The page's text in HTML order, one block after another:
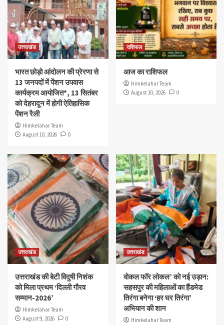
उत्तराखंड
भारत छोड़ो आंदोलन की प्रेरणा से
13 जनपदों में पेंशन उपवास
कार्यक्रम आयोजित*, 13 सितंबर
को देहरादून में होगी ऐतिहासिक
पेंशन रैली
Himkelahar Team
August 10, 2026
0
राशिफल
आज का राशिफल
Himkelahar Team
August 10, 2026
0
उत्तराखंड
उत्तराखंड की बेटी विदुषी निशंक
को मिला प्रथम ‘दिल्ली गौरव
सम्मान-2026’
Himkelahar Team
August 9, 2026
0
उत्तराखंड
वोकल फॉर लोकल’ को नई उड़ान:
सहसपुर की महिलाओं का हैंडमेड
तिरंगा बनेगा ‘हर घर तिरंगा’
अभियान की शान
Himkelahar Team